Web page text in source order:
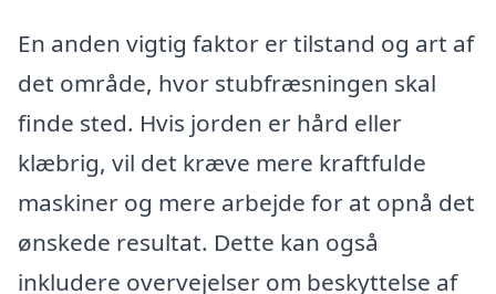
En anden vigtig faktor er tilstand og art af
det område, hvor stubfræsningen skal
finde sted. Hvis jorden er hård eller
klæbrig, vil det kræve mere kraftfulde
maskiner og mere arbejde for at opnå det
ønskede resultat. Dette kan også
inkludere overvejelser om beskyttelse af